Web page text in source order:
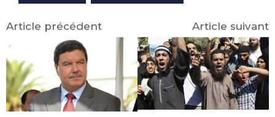
Article précédent Article suivant